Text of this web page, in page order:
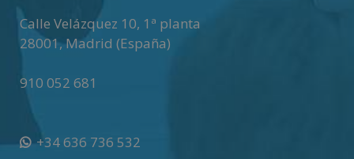
Calle Velázquez 10, 1ª planta
28001,Madrid (España)
910 052 681
+34 636 736 532